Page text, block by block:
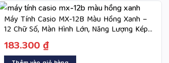
Máy Tính Casio MX-12B Màu Hồng Xanh –
12 Chữ Số, Màn Hình Lớn, Năng Lượng Kép
Dùng Hai Nguồn
183.300 ₫